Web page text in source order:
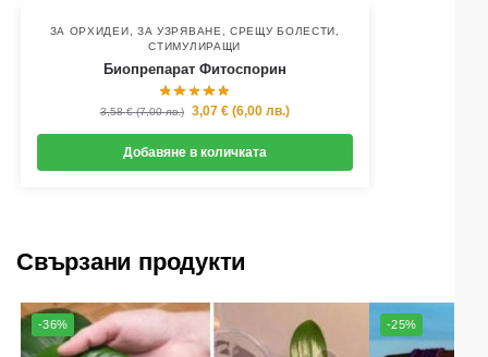
ЗА ОРХИДЕИ ЗА УЗРЯВАНЕ ,СРЕЩУ БОЛЕСТИ
СТИМУЛИРАЩИ
Биопрепарат Фитоспорин
3,58€ (7,00лв.) 3,07 € (6,00 лв.)
Добавяне в количката
Свързани продукти
-36% -25%